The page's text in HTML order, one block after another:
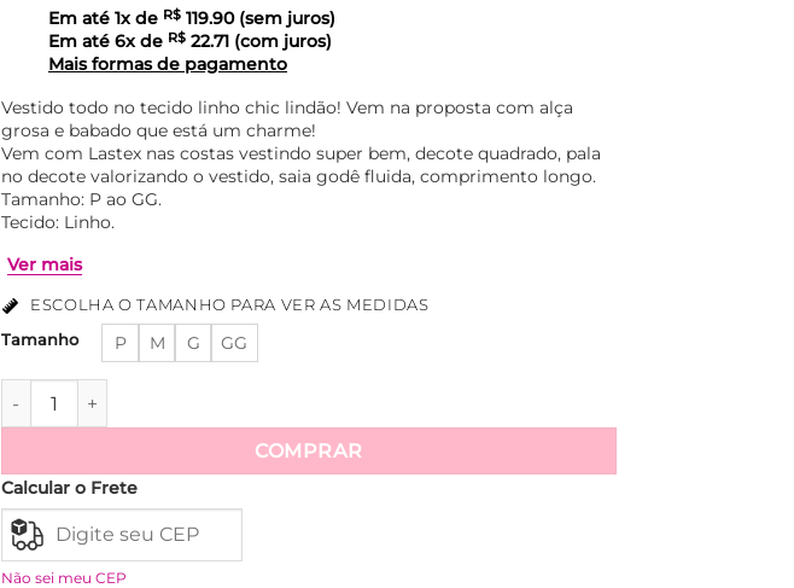
Em até 1x de R$ 119.90(sem juros)
Em até 6x de R$ 22.71 (com juros)
Mais formas de pagamento
Vestido todo no tecido linho chic lindão! Vem na proposta com alça
grosa e babado que está um charme!
Vem com Lastex nas costas vestindo super bem, decote quadrado, pala
no decote valorizando o vestido, saia godê fluida, comprimento longo.
Tamanho: P ao GG.
Tecido: Linho.
Ver mais
ESCOLHA O TAMANHO PARA VER AS MEDIDAS
Tamanho P M G GG
Vestido Linho Manga Babadinho Longo Luane - Roxo quantidade
COMPRAR
Calcular o Frete
Não sei meu CEP